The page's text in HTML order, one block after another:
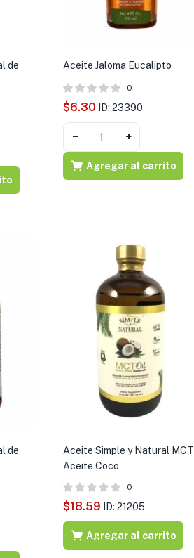
de
Aceite Jaloma Eucalipto
0
$6.30 ID: 23390
− +
Agregar al carrito
de
Aceite Simple y Natural MCT
Aceite Coco
0
$18.59 ID: 21205
Agregar al carrito